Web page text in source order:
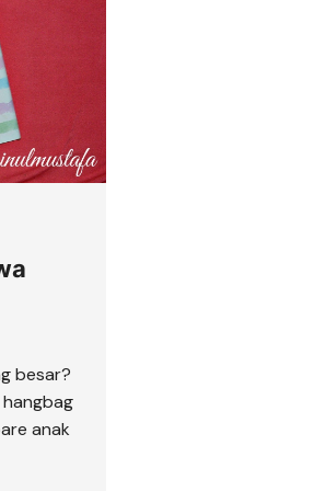
besar?
hangbag
anak